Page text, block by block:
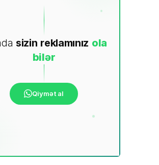
sizin reklamınız ola
bilər
Qiymət al